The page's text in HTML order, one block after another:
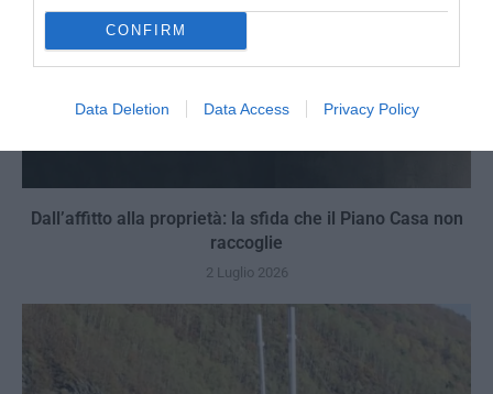
CONFIRM
Data Deletion Data Access Privacy Policy
Dall’affitto alla proprietà: la sfida che il Piano Casa non
raccoglie
2 Luglio 2026